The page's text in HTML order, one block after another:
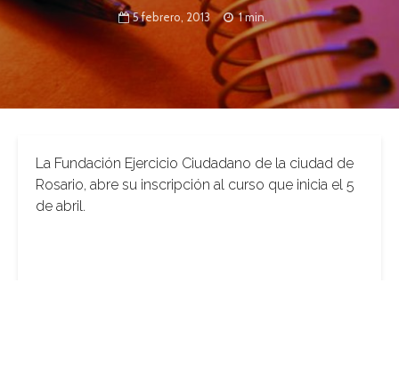
5 febrero, 2013 1 min.
La Fundación Ejercicio Ciudadano de la ciudad de
Rosario, abre su inscripción al curso que inicia el 5
de abril.